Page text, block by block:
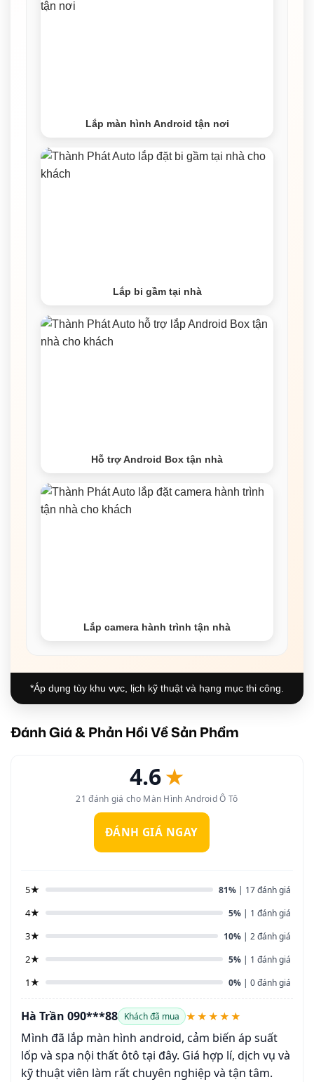
Lắp màn hình Android tận nơi
Lắp bi gầm tại nhà
Hỗ trợ Android Box tận nhà
Lắp camera hành trình tận nhà
*Áp dụng tùy khu vực, lịch kỹ thuật và hạng mục thi công.
Đánh Giá & Phản Hồi Về Sản Phẩm
4.6★
21 đánh giá cho Màn Hình Android Ô Tô
ĐÁNH GIÁ NGAY
5★ 81% | 17 đánh giá
4★ 5% | 1 đánh giá
3★ 10% | 2 đánh giá
2★ 5% | 1 đánh giá
1★ 0% | 0 đánh giá
Hà Trần 090***88 Khách đã mua ★★★★★
Mình đã lắp màn hình android, cảm biến áp suất
lốp và spa nội thất ôtô tại đây. Giá hợp lí, dịch vụ và
kỹ thuật viên làm rất chuyên nghiệp và tận tâm.